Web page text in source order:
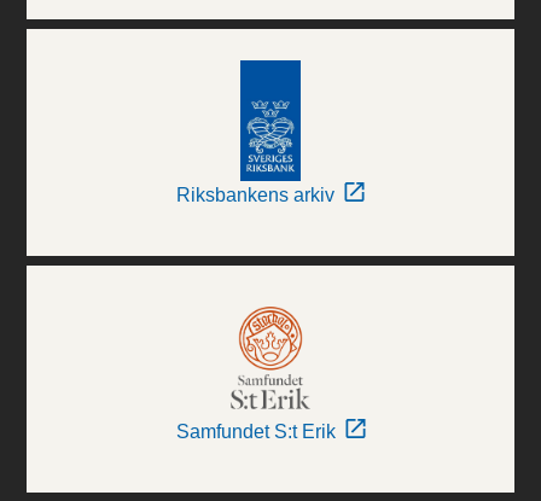
Riksbankens arkiv
Samfundet S:t Erik